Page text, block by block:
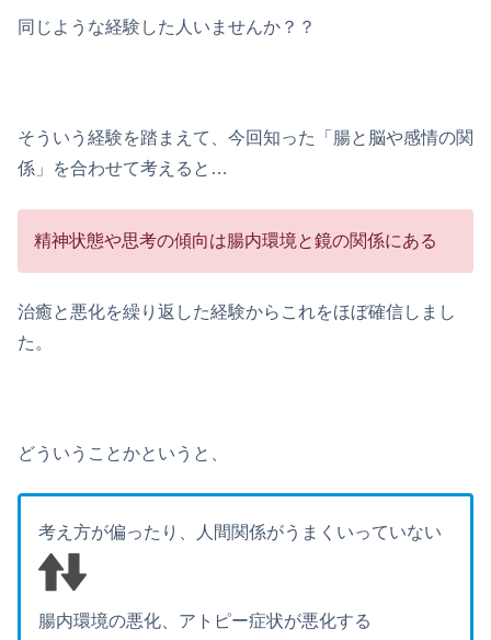
同じような経験した人いませんか？？
そういう経験を踏まえて、今回知った「腸と脳や感情の関
係」を合わせて考えると…
精神状態や思考の傾向は腸内環境と鏡の関係にある
治癒と悪化を繰り返した経験からこれをほぼ確信しまし
た。
どういうことかというと、
考え方が偏ったり、人間関係がうまくいっていない
腸内環境の悪化、アトピー症状が悪化する